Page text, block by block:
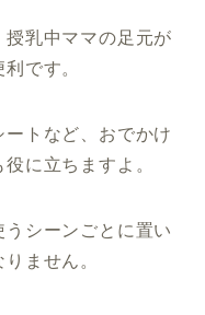
乳中ママの足元が
です。
トなど、おでかけ
に立ちますよ。
シーンごとに置い
ません。